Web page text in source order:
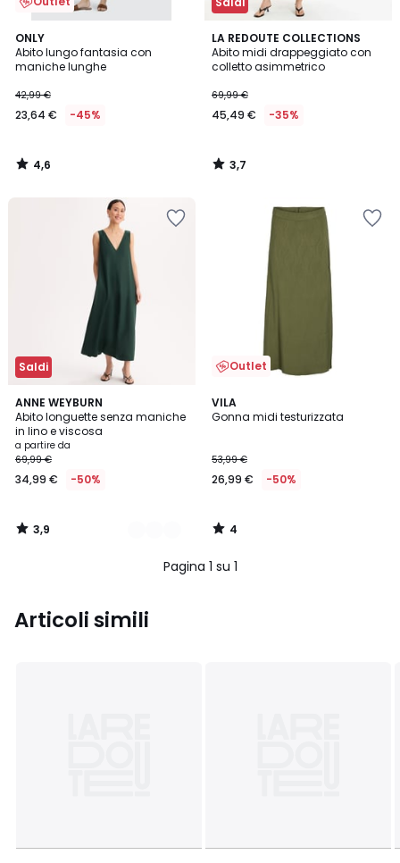
ONLY
Abito lungo fantasia con
maniche lunghe
42,99 €
23,64 € -45%
4,6
/ 5
4,6
/
LA REDOUTE COLLECTIONS
Abito midi drappeggiato con
colletto asimmetrico
69,99 €
45,49 € -35%
3,7
/ 5
3,7
/
Saldi
ANNE WEYBURN
Abito longuette senza maniche
in lino e viscosa
a partire da
69,99 €
34,99 € -50%
3,9
/ 5
2
Colori
3,9
/
Outlet
VILA
Gonna midi testurizzata
53,99 €
26,99 € -50%
4
/
4
/
Pagina 1 su 1
Articoli simili